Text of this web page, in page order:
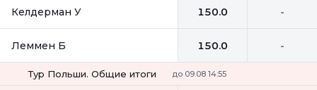
Келдерман У 150.0 -
Леммен Б 150.0 -
Тур Польши. Общие итоги до 09.08 14:55